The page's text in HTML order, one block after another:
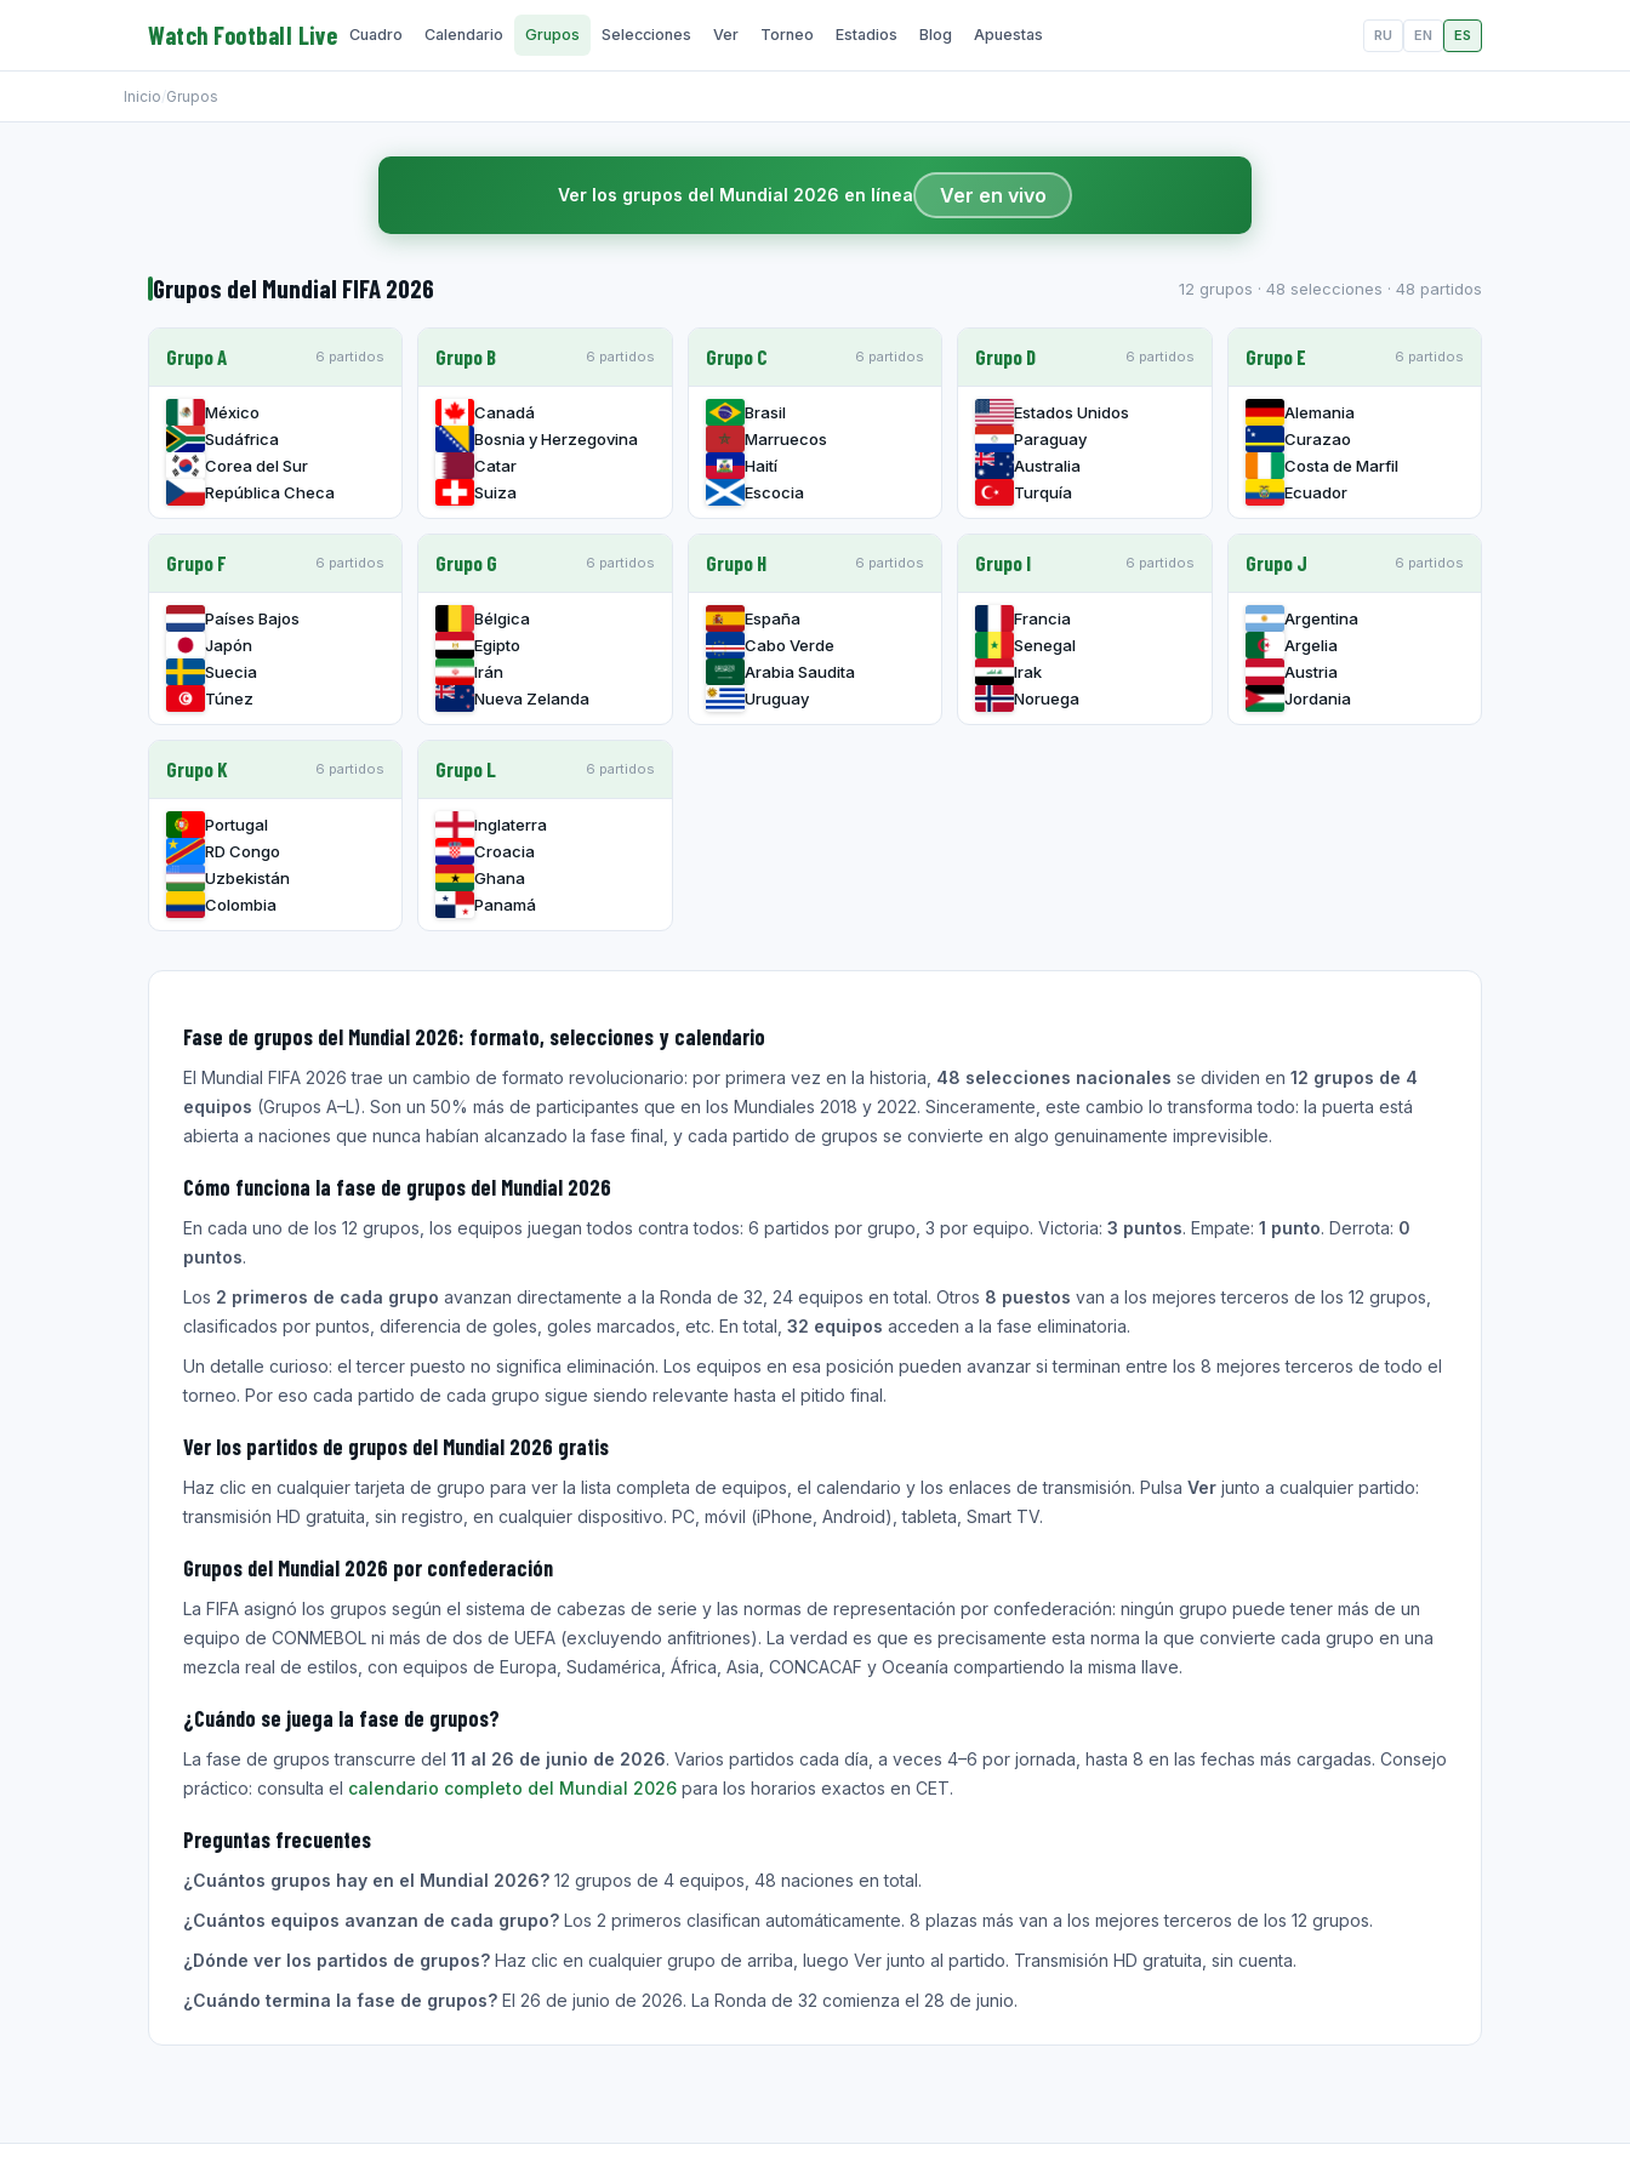
Watch Football Live Cuadro Calendario Grupos Selecciones Ver Torneo Estadios Blog Apuestas RU EN ES
Inicio/Grupos
Ver los grupos del Mundial 2026 en línea Ver en vivo
Grupos del Mundial FIFA 2026 12 grupos · 48 selecciones · 48 partidos
Grupo A 6 partidos
México
Sudáfrica
Corea del Sur
República Checa
Grupo B 6 partidos
Canadá
Bosnia y Herzegovina
Catar
Suiza
Grupo C 6 partidos
Brasil
Marruecos
Haití
Escocia
Grupo D 6 partidos
Estados Unidos
Paraguay
Australia
Turquía
Grupo E 6 partidos
Alemania
Curazao
Costa de Marfil
Ecuador
Grupo F 6 partidos
Países Bajos
Japón
Suecia
Túnez
Grupo G 6 partidos
Bélgica
Egipto
Irán
Nueva Zelanda
Grupo H 6 partidos
España
Cabo Verde
Arabia Saudita
Uruguay
Grupo I 6 partidos
Francia
Senegal
Irak
Noruega
Grupo J 6 partidos
Argentina
Argelia
Austria
Jordania
Grupo K 6 partidos
Portugal
RD Congo
Uzbekistán
Colombia
Grupo L 6 partidos
Inglaterra
Croacia
Ghana
Panamá
Fase de grupos del Mundial 2026: formato, selecciones y calendario
El Mundial FIFA 2026 trae un cambio de formato revolucionario: por primera vez en la historia, 48 selecciones nacionales se dividen en 12 grupos de 4
equipos (Grupos A–L). Son un 50% más de participantes que en los Mundiales 2018 y 2022. Sinceramente, este cambio lo transforma todo: la puerta está
abierta a naciones que nunca habían alcanzado la fase final, y cada partido de grupos se convierte en algo genuinamente imprevisible.
Cómo funciona la fase de grupos del Mundial 2026
En cada uno de los 12 grupos, los equipos juegan todos contra todos: 6 partidos por grupo, 3 por equipo. Victoria: 3 puntos. Empate: 1 punto. Derrota: 0
puntos.
Los 2 primeros de cada grupo avanzan directamente a la Ronda de 32, 24 equipos en total. Otros 8 puestos van a los mejores terceros de los 12 grupos,
clasificados por puntos, diferencia de goles, goles marcados, etc. En total, 32 equipos acceden a la fase eliminatoria.
Un detalle curioso: el tercer puesto no significa eliminación. Los equipos en esa posición pueden avanzar si terminan entre los 8 mejores terceros de todo el
torneo. Por eso cada partido de cada grupo sigue siendo relevante hasta el pitido final.
Ver los partidos de grupos del Mundial 2026 gratis
Haz clic en cualquier tarjeta de grupo para ver la lista completa de equipos, el calendario y los enlaces de transmisión. Pulsa Ver junto a cualquier partido:
transmisión HD gratuita, sin registro, en cualquier dispositivo. PC, móvil (iPhone, Android), tableta, Smart TV.
Grupos del Mundial 2026 por confederación
La FIFA asignó los grupos según el sistema de cabezas de serie y las normas de representación por confederación: ningún grupo puede tener más de un
equipo de CONMEBOL ni más de dos de UEFA (excluyendo anfitriones). La verdad es que es precisamente esta norma la que convierte cada grupo en una
mezcla real de estilos, con equipos de Europa, Sudamérica, África, Asia, CONCACAF y Oceanía compartiendo la misma llave.
¿Cuándo se juega la fase de grupos?
La fase de grupos transcurre del 11 al 26 de junio de 2026. Varios partidos cada día, a veces 4–6 por jornada, hasta 8 en las fechas más cargadas. Consejo
práctico: consulta el calendario completo del Mundial 2026 para los horarios exactos en CET.
Preguntas frecuentes
¿Cuántos grupos hay en el Mundial 2026? 12 grupos de 4 equipos, 48 naciones en total.
¿Cuántos equipos avanzan de cada grupo? Los 2 primeros clasifican automáticamente. 8 plazas más van a los mejores terceros de los 12 grupos.
¿Dónde ver los partidos de grupos? Haz clic en cualquier grupo de arriba, luego Ver junto al partido. Transmisión HD gratuita, sin cuenta.
¿Cuándo termina la fase de grupos? El 26 de junio de 2026. La Ronda de 32 comienza el 28 de junio.